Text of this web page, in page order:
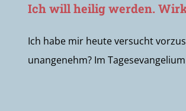
Ich will heilig werden.
Ich habe mir heute versucht
unangenehm? Im